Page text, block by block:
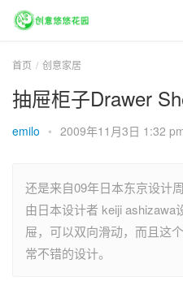
首页 创意家居
抽屉柜子Drawer
emilo • 2009年11月3日 1:32
还是来自09年日本东京设计
由日本设计者 keiji ashizawa
屉，可以双向滑动，而且这
常不错的设计。